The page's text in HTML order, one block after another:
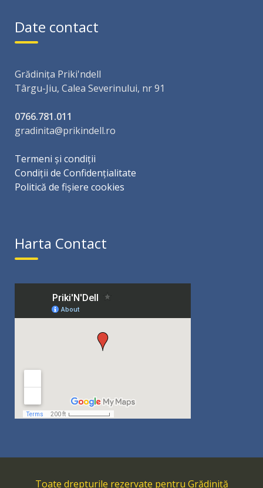
Date contact
Grădinița Priki'ndell
Târgu-Jiu, Calea Severinului, nr 91
0766.781.011
gradinita@prikindell.ro
Termeni și condiții
Condiții de Confidențialitate
Politică de fișiere cookies
Harta Contact
Toate drepturile rezervate pentru Grădiniță